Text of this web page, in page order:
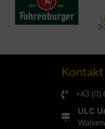
Kontakt
+43 (0)
ULC